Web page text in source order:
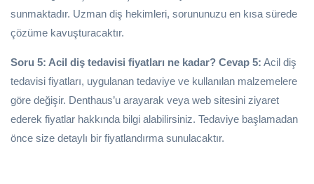
sunmaktadır. Uzman diş hekimleri, sorununuzu en kısa sürede
çözüme kavuşturacaktır.
Soru 5: Acil diş tedavisi fiyatları ne kadar? Cevap 5: Acil diş
tedavisi fiyatları, uygulanan tedaviye ve kullanılan malzemelere
göre değişir. Denthaus’u arayarak veya web sitesini ziyaret
ederek fiyatlar hakkında bilgi alabilirsiniz. Tedaviye başlamadan
önce size detaylı bir fiyatlandırma sunulacaktır.